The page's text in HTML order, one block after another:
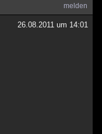
melden
26.08.2011 um 14:01